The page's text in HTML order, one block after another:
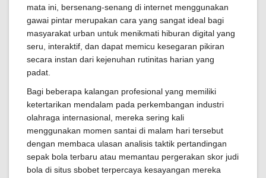
mata ini, bersenang-senang di internet menggunakan
gawai pintar merupakan cara yang sangat ideal bagi
masyarakat urban untuk menikmati hiburan digital yang
seru, interaktif, dan dapat memicu kesegaran pikiran
secara instan dari kejenuhan rutinitas harian yang
padat.
Bagi beberapa kalangan profesional yang memiliki
ketertarikan mendalam pada perkembangan industri
olahraga internasional, mereka sering kali
menggunakan momen santai di malam hari tersebut
dengan membaca ulasan analisis taktik pertandingan
sepak bola terbaru atau memantau pergerakan skor judi
bola di situs sbobet terpercaya kesayangan mereka